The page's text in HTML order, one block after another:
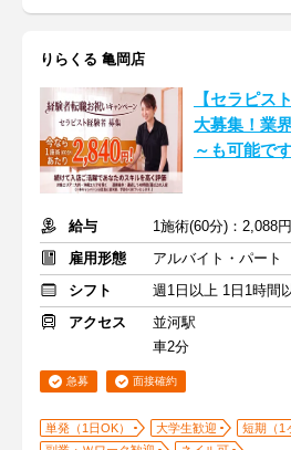
りらくる 亀岡店
【セラピス
大募集！業
～も可能です
給与
1施術(60分)：2,088
雇用形態
アルバイト・パート
シフト
週1日以上 1日1時間
アクセス
並河駅
車2分
急募 面接確約
単発（1日OK） 大学生歓迎
短期（1